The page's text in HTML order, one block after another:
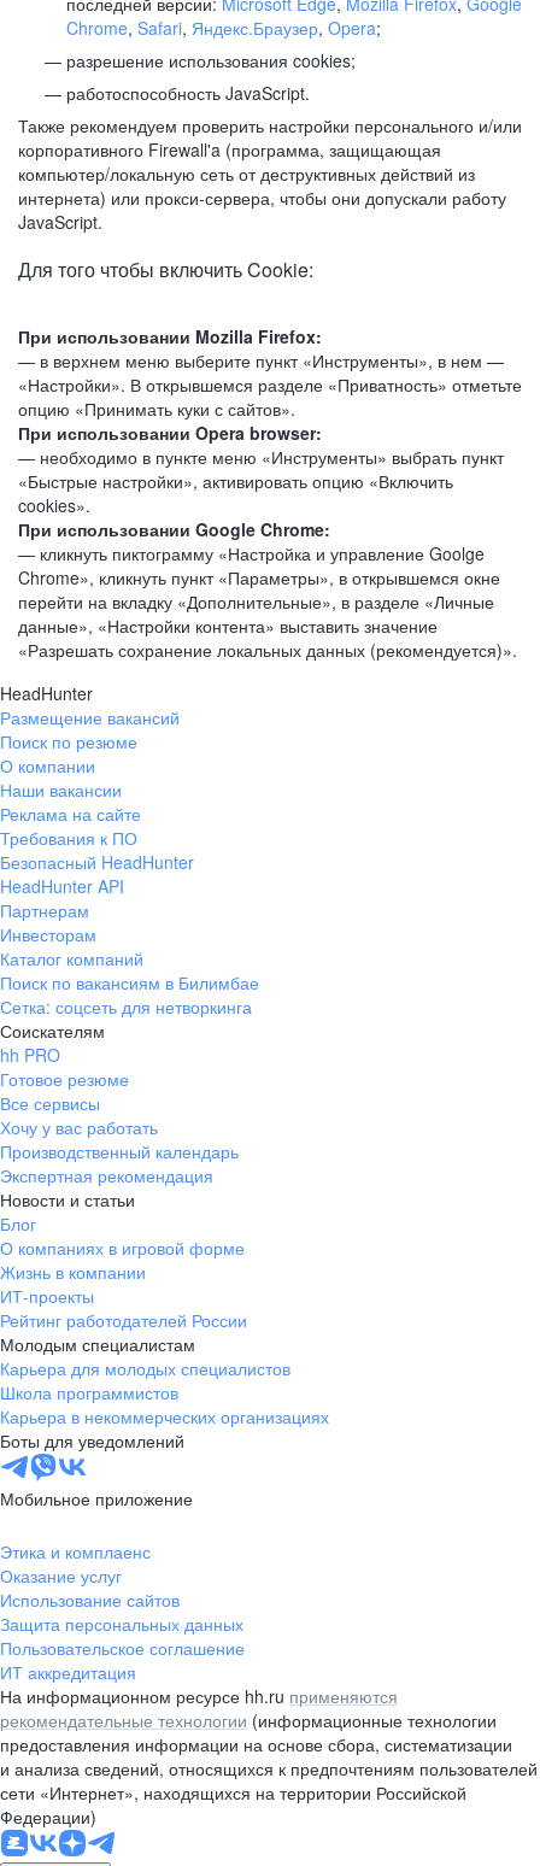
Chrome, Safari, Яндекс.Браузер, Opera;
разрешение использования cookies;
работоспособность JavaScript.
Также рекомендуем проверить настройки персонального и/или
корпоративного Firewall'a (программа, защищающая
компьютер/локальную сеть от деструктивных действий из
интернета) или прокси-сервера, чтобы они допускали работу
JavaScript.
Для того чтобы включить Cookie:
При использовании Mozilla Firefox:
— в верхнем меню выберите пункт «Инструменты», в нем —
«Настройки». В открывшемся разделе «Приватность» отметьте
опцию «Принимать куки с сайтов».
При использовании Opera browser:
— необходимо в пункте меню «Инструменты» выбрать пункт
«Быстрые настройки», активировать опцию «Включить
cookies».
При использовании Google Chrome:
— кликнуть пиктограмму «Настройка и управление Goolge
Chrome», кликнуть пункт «Параметры», в открывшемся окне
перейти на вкладку «Дополнительные», в разделе «Личные
данные», «Настройки контента» выставить значение
«Разрешать сохранение локальных данных (рекомендуется)».
HeadHunter
Размещение вакансий
Поиск по резюме
О компании
Наши вакансии
Реклама на сайте
Требования к ПО
Безопасный HeadHunter
HeadHunter API
Партнерам
Инвесторам
Каталог компаний
Поиск по вакансиям в Билимбае
Сетка: соцсеть для нетворкинга
Соискателям
hh PRO
Готовое резюме
Все сервисы
Хочу у вас работать
Производственный календарь
Экспертная рекомендация
Новости и статьи
Блог
О компаниях в игровой форме
Жизнь в компании
ИТ-проекты
Рейтинг работодателей России
Молодым специалистам
Карьера для молодых специалистов
Школа программистов
Карьера в некоммерческих организациях
Боты для уведомлений
Мобильное приложение
Этика и комплаенс
Оказание услуг
Использование сайтов
Защита персональных данных
Пользовательское соглашение
ИТ аккредитация
На информационном ресурсе hh.ru применяются
рекомендательные технологии (информационные технологии
предоставления информации на основе сбора, систематизации
и анализа сведений, относящихся к предпочтениям пользователей
сети «Интернет», находящихся на территории Российской
Федерации)